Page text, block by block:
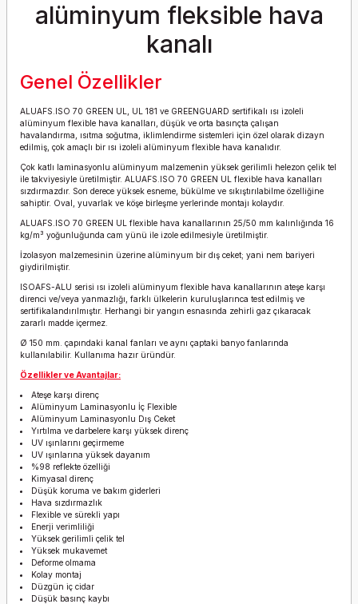
alüminyum fleksible hava
kanalı
Genel Özellikler
ALUAFS.ISO 70 GREEN UL, UL 181 ve GREENGUARD sertifikalı ısı izoleli
alüminyum flexible hava kanalları, düşük ve orta basınçta çalışan
havalandırma, ısıtma soğutma, iklimlendirme sistemleri için özel olarak dizayn
edilmiş, çok amaçlı bir ısı izoleli alüminyum flexible hava kanalıdır.
Çok katlı laminasyonlu alüminyum malzemenin yüksek gerilimli helezon çelik tel
ile takviyesiyle üretilmiştir. ALUAFS.ISO 70 GREEN UL flexible hava kanalları
sızdırmazdır. Son derece yüksek esneme, bükülme ve sıkıştırılabilme özelliğine
sahiptir. Oval, yuvarlak ve köşe birleşme yerlerinde montajı kolaydır.
ALUAFS.ISO 70 GREEN UL flexible hava kanallarının 25/50 mm kalınlığında 16
kg/m³ yoğunluğunda cam yünü ile izole edilmesiyle üretilmiştir.
İzolasyon malzemesinin üzerine alüminyum bir dış ceket; yani nem bariyeri
giydirilmiştir.
ISOAFS-ALU serisi ısı izoleli alüminyum flexible hava kanallarının ateşe karşı
direnci ve/veya yanmazlığı, farklı ülkelerin kuruluşlarınca test edilmiş ve
sertifikalandırılmıştır. Herhangi bir yangın esnasında zehirli gaz çıkaracak
zararlı madde içermez.
Ø 150 mm. çapındaki kanal fanları ve aynı çaptaki banyo fanlarında
kullanılabilir. Kullanıma hazır üründür.
Özellikler ve Avantajlar:
Ateşe karşı direnç
Alüminyum Laminasyonlu İç Flexible
Alüminyum Laminasyonlu Dış Ceket
Yırtılma ve darbelere karşı yüksek direnç
UV ışınlarını geçirmeme
UV ışınlarına yüksek dayanım
%98 reflekte özelliği
Kimyasal direnç
Düşük koruma ve bakım giderleri
Hava sızdırmazlık
Flexible ve sürekli yapı
Enerji verimliliği
Yüksek gerilimli çelik tel
Yüksek mukavemet
Deforme olmama
Kolay montaj
Düzgün iç cidar
Düşük basınç kaybı